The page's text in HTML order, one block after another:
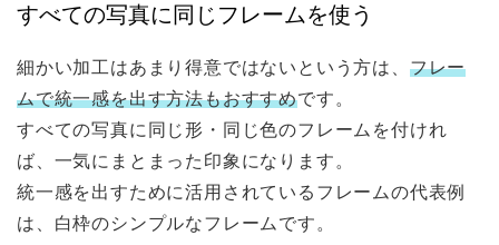
すべての写真に同じフレームを使う
細かい加工はあまり得意ではないという方は、 フレー
ムで統一感を出す方法もおすすめです。
すべての写真に同じ形・同じ色のフレームを付けれ
ば、一気にまとまった印象になります。
統一感を出すために活用されているフレームの代表例
は、白枠のシンプルなフレームです。